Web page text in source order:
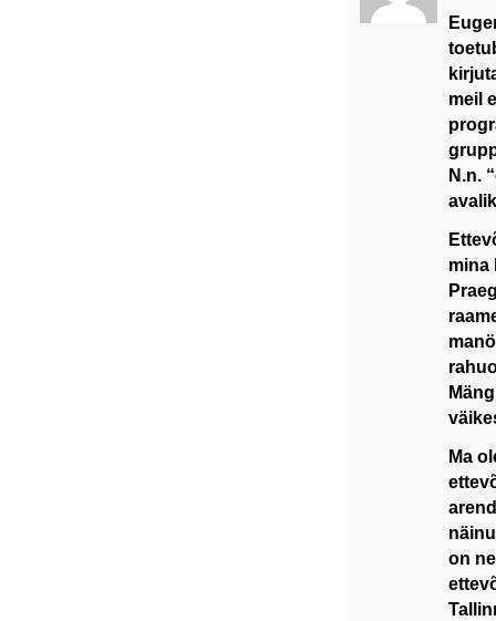
meil
N.n.
mina
Ma
on